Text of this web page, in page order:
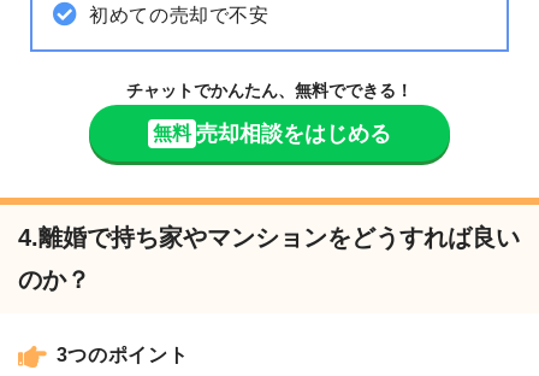
初めての売却で不安
チャットでかんたん、無料でできる！
無料 売却相談をはじめる
4.離婚で持ち家やマンションをどうすれば良い
のか？
3つのポイント